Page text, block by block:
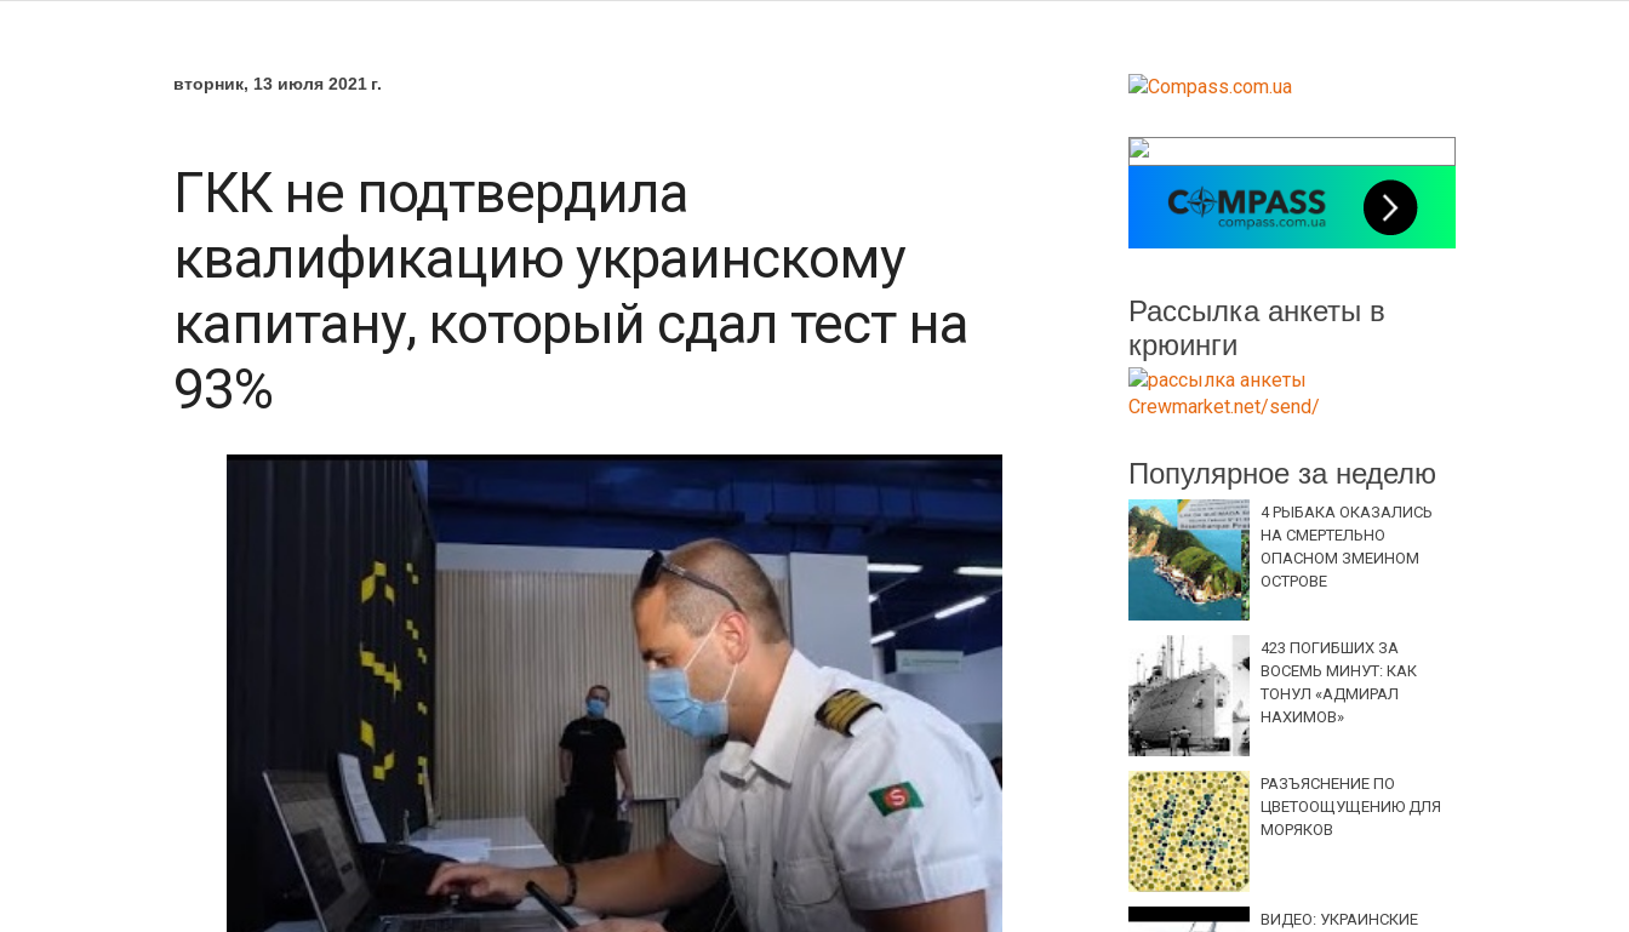
вторник, 13 июля 2021 г.
ГКК не подтвердила
квалификацию украинскому
капитану, который сдал тест на
93%
Рассылка анкеты в
крюинги
Популярное за неделю
4 РЫБАКА ОКАЗАЛИСЬ
НА СМЕРТЕЛЬНО
ОПАСНОМ ЗМЕИНОМ
ОСТРОВЕ
423 ПОГИБШИХ ЗА
ВОСЕМЬ МИНУТ: КАК
ТОНУЛ «АДМИРАЛ
НАХИМОВ»
РАЗЪЯСНЕНИЕ ПО
ЦВЕТООЩУЩЕНИЮ ДЛЯ
МОРЯКОВ
ВИДЕО: УКРАИНСКИЕ